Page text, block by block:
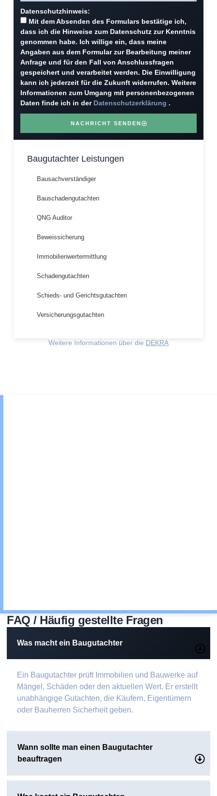
Datenschutzhinweis:
Mit dem Absenden des Formulars bestätige ich,
dass ich die Hinweise zum Datenschutz zur Kenntnis
genommen habe. Ich willige ein, dass meine
Angaben aus dem Formular zur Bearbeitung meiner
Anfrage und für den Fall von Anschlussfragen
gespeichert und verarbeitet werden. Die Einwilligung
kann ich jederzeit für die Zukunft widerrufen. Weitere
Informationen zum Umgang mit personenbezogenen
Daten finde ich in der Datenschutzerklärung .
NACHRICHT SENDEN
Baugutachter Leistungen
Bausachverständiger
Bauschadengutachten
QNG Auditor
Beweissicherung
Immobilienwertermittlung
Schadengutachten
Schieds- und Gerichtsgutachten
Versicherungsgutachten
Weitere Informationen über die DEKRA
FAQ / Häufig gestellte Fragen
Was macht ein Baugutachter
Ein Baugutachter prüft Immobilien und Bauwerke auf
Mängel, Schäden oder den aktuellen Wert. Er erstellt
unabhängige Gutachten, die Käufern, Eigentümern
oder Bauherren Sicherheit geben.
Wann sollte man einen Baugutachter
beauftragen